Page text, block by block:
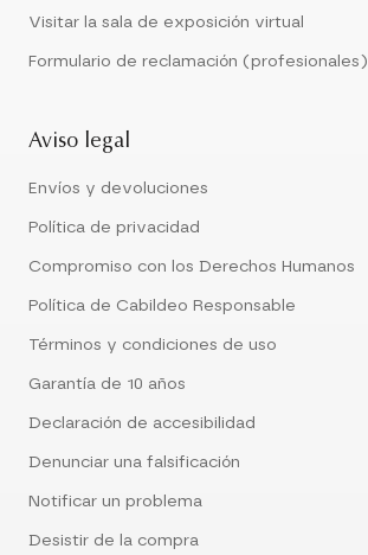
Visitar la sala de exposición virtual
Formulario de reclamación (profesionales)
Aviso legal
Envíos y devoluciones
Política de privacidad
Compromiso con los Derechos Humanos
Política de Cabildeo Responsable
Términos y condiciones de uso
Garantía de 10 años
Declaración de accesibilidad
Denunciar una falsificación
Notificar un problema
Desistir de la compra